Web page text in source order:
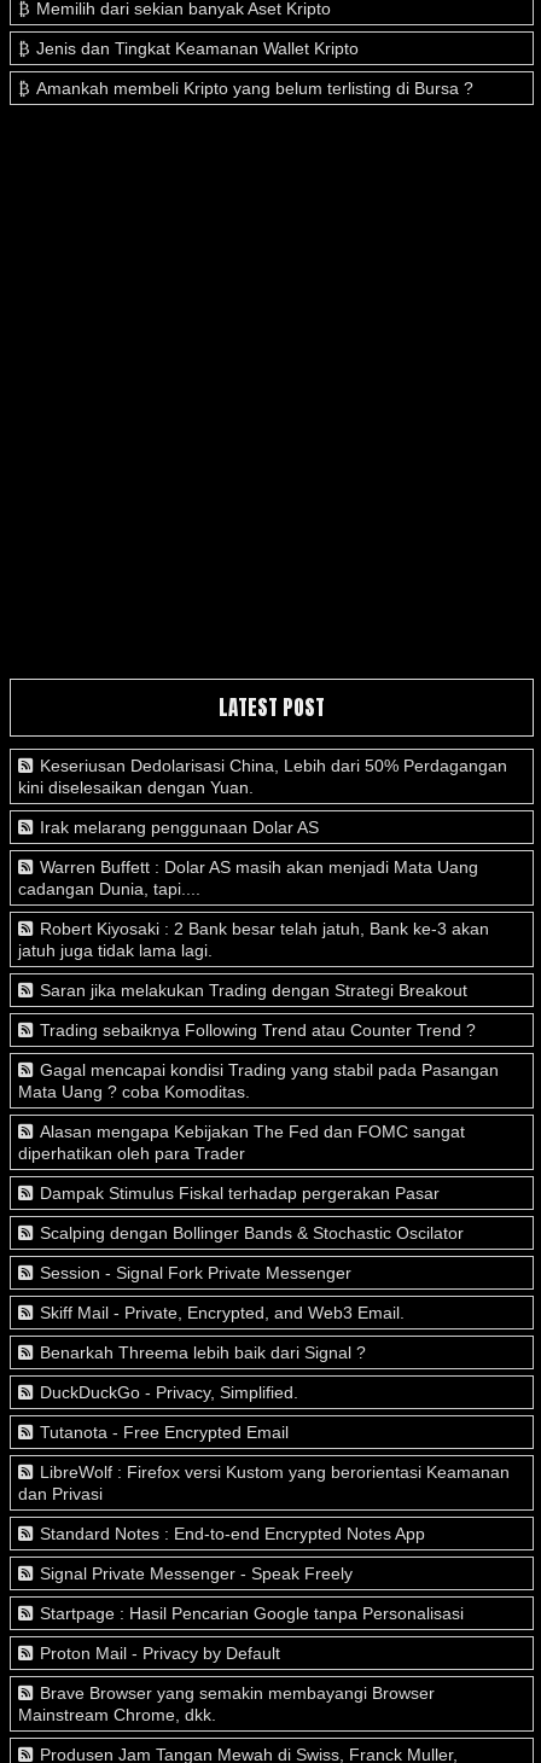
Memilih dari sekian banyak Aset Kripto
Jenis dan Tingkat Keamanan Wallet Kripto
Amankah membeli Kripto yang belum terlisting di Bursa ?
LATEST POST
Keseriusan Dedolarisasi China, Lebih dari 50% Perdagangan
kini diselesaikan dengan Yuan.
Irak melarang penggunaan Dolar AS
Warren Buffett : Dolar AS masih akan menjadi Mata Uang
cadangan Dunia, tapi....
Robert Kiyosaki : 2 Bank besar telah jatuh, Bank ke-3 akan
jatuh juga tidak lama lagi.
Saran jika melakukan Trading dengan Strategi Breakout
Trading sebaiknya Following Trend atau Counter Trend ?
Gagal mencapai kondisi Trading yang stabil pada Pasangan
Mata Uang ? coba Komoditas.
Alasan mengapa Kebijakan The Fed dan FOMC sangat
diperhatikan oleh para Trader
Dampak Stimulus Fiskal terhadap pergerakan Pasar
Scalping dengan Bollinger Bands & Stochastic Oscilator
Session - Signal Fork Private Messenger
Skiff Mail - Private, Encrypted, and Web3 Email.
Benarkah Threema lebih baik dari Signal ?
DuckDuckGo - Privacy, Simplified.
Tutanota - Free Encrypted Email
LibreWolf : Firefox versi Kustom yang berorientasi Keamanan
dan Privasi
Standard Notes : End-to-end Encrypted Notes App
Signal Private Messenger - Speak Freely
Startpage : Hasil Pencarian Google tanpa Personalisasi
Proton Mail - Privacy by Default
Brave Browser yang semakin membayangi Browser
Mainstream Chrome, dkk.
Produsen Jam Tangan Mewah di Swiss, Franck Muller,